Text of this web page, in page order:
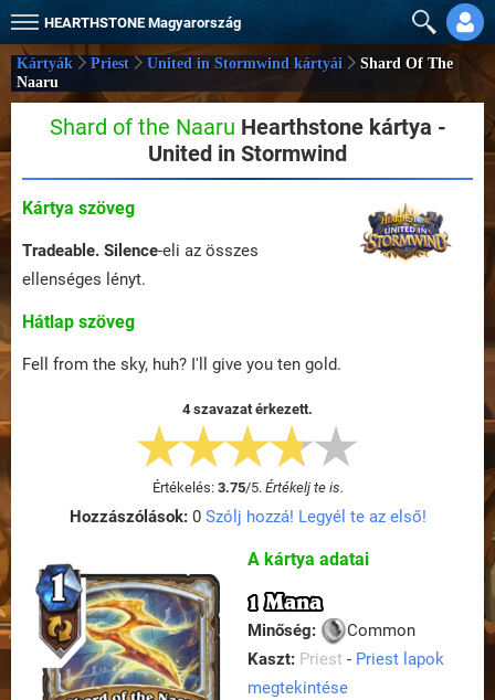
HEARTHSTONE Magyarország
Kártyák Priest United in Stormwind kártyái
Shard Of The
Naaru
Shard of the Naaru Hearthstone kártya -
United in Stormwind
Kártya szöveg
Tradeable. Silence-eli az összes
ellenséges lényt.
Hátlap szöveg
Fell from the sky, huh? I'll give you ten gold.
4 szavazat érkezett.
Értékelés: 3.75/5. Értékelj te is.
Hozzászólások:0 Szólj hozzá! Legyél te az első!
A kártya adatai
1 Mana
Minőség:
Common
Kaszt: Priest - Priest lapok
megtekintése